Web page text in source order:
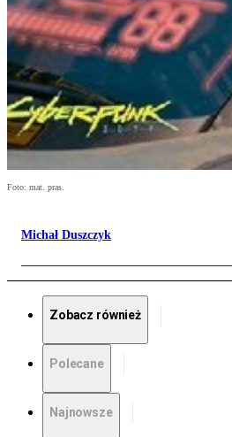
Foto: mat. pras.
Michał Duszczyk
Zobacz również
Polecane
Najnowsze